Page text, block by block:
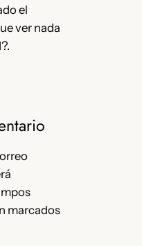
el
ver nada
marcados